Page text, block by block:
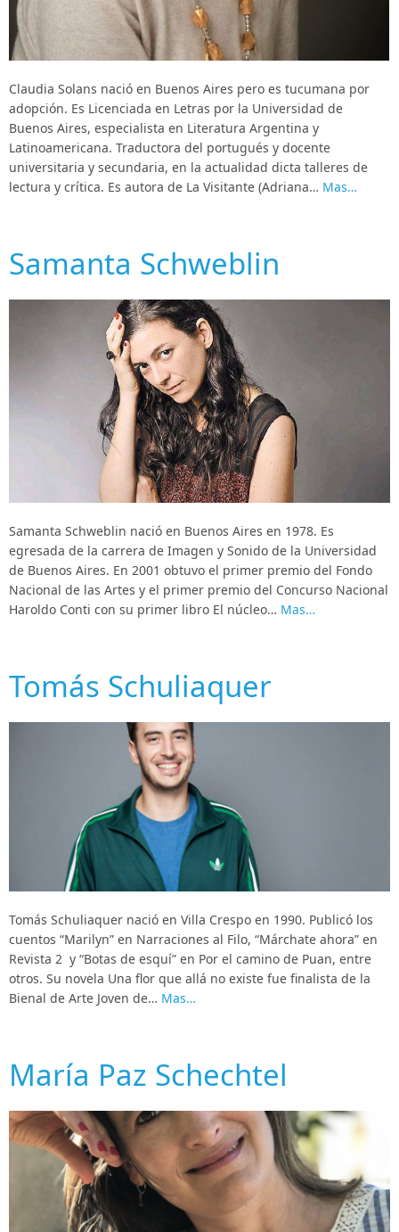
Claudia Solans nació en Buenos Aires pero es tucumana por
adopción. Es Licenciada en Letras por la Universidad de
Buenos Aires, especialista en Literatura Argentina y
Latinoamericana. Traductora del portugués y docente
universitaria y secundaria, en la actualidad dicta talleres de
lectura y crítica. Es autora de La Visitante (Adriana… Mas…
Samanta Schweblin
Samanta Schweblin nació en Buenos Aires en 1978. Es
egresada de la carrera de Imagen y Sonido de la Universidad
de Buenos Aires. En 2001 obtuvo el primer premio del Fondo
Nacional de las Artes y el primer premio del Concurso Nacional
Haroldo Conti con su primer libro El núcleo… Mas…
Tomás Schuliaquer
Tomás Schuliaquer nació en Villa Crespo en 1990. Publicó los
cuentos “Marilyn” en Narraciones al Filo, “Márchate ahora” en
Revista 2 y “Botas de esquí” en Por el camino de Puan, entre
otros. Su novela Una flor que allá no existe fue finalista de la
Bienal de Arte Joven de… Mas…
María Paz Schechtel